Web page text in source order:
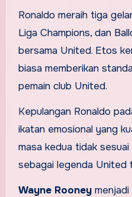
Ronaldo meraih tiga
Liga Champions, dan
bersama United. Etos
biasa memberikan
pemain club United.
Kepulangan Ronaldo
ikatan emosional yang
masa kedua tidak
sebagai legenda United
Wayne Rooneymenjadi